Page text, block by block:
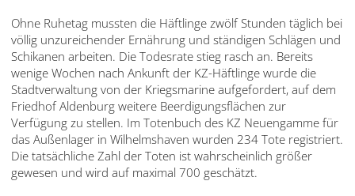
Dansk
Español
Italiano
Nederlands
Polski
Português
Ohne Ruhetag mussten die Häftlinge zwölf Stunden täglich bei
völlig unzureichender Ernährung und ständigen Schlägen und
Schikanen arbeiten. Die Todesrate stieg rasch an. Bereits
wenige Wochen nach Ankunft der KZ-Häftlinge wurde die
Stadtverwaltung von der Kriegsmarine aufgefordert, auf dem
Friedhof Aldenburg weitere Beerdigungsflächen zur
Verfügung zu stellen. Im Totenbuch des KZ Neuengamme für
das Außenlager in Wilhelmshaven wurden 234 Tote registriert.
Die tatsächliche Zahl der Toten ist wahrscheinlich größer
gewesen und wird auf maximal 700 geschätzt.